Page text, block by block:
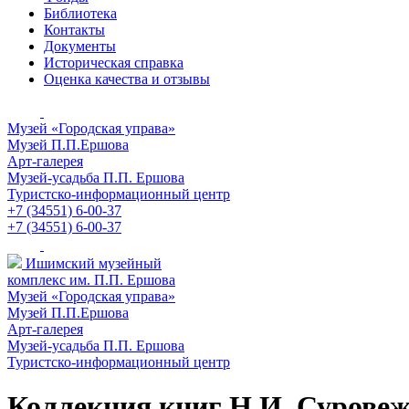
Библиотека
Контакты
Документы
Историческая справка
Оценка качества и отзывы
Музей «Городская управа»
Музей П.П.Ершова
Арт-галерея
Музей-усадьба П.П. Ершова
Туристско-информационный центр
+7 (34551) 6-00-37
+7 (34551) 6-00-37
Ишимский музейный
комплекс им. П.П. Ершова
Музей «Городская управа»
Музей П.П.Ершова
Арт-галерея
Музей-усадьба П.П. Ершова
Туристско-информационный центр